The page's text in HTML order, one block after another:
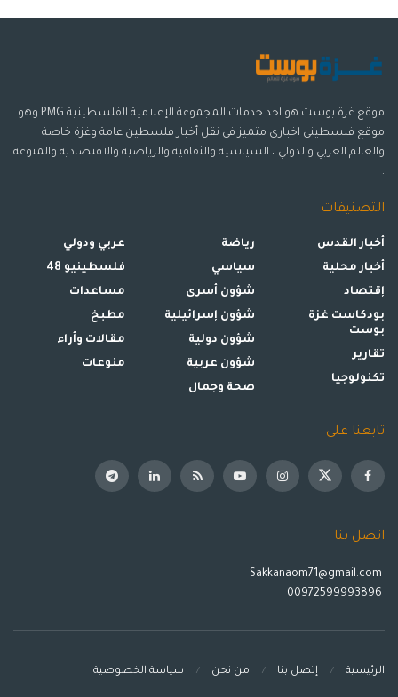
موقع غزة بوست هو احد خدمات المجموعة الإعلامية الفلسطينية PMG وهو
موقع فلسطيني اخباري متميز في نقل أخبار فلسطين عامة وغزة خاصة
والعالم العربي والدولي ، السياسية والثقافية والرياضية والاقتصادية والمنوعة
.
التصنيفات
أخبار القدس
أخبار محلية
إقتصاد
بودكاست غزة
بوست
تقارير
تكنولوجيا
رياضة
سياسي
شؤون أسرى
شؤون إسرائيلية
شؤون دولية
شؤون عربية
صحة وجمال
عربي ودولي
فلسطينيو 48
مساعدات
مطبخ
مقالات وأراء
منوعات
تابعنا على
اتصل بنا
Sakkanaom71@gmail.com
الرئيسية إتصل بنا من نحن سياسة الخصوصية